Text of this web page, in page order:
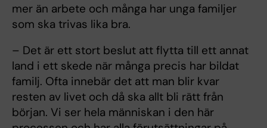
mer än arbete och många har unga familjer
som ska trivas lika bra.
– Det är ett stort beslut att flytta till ett annat
land i ett skede när många precis har bildat
familj. Ofta innebär det att man blir kvar
resten av livet och då ska allt bli rätt från
början. Vi ser hela människan i den här